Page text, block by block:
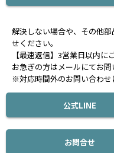
解決しない場合や、その他
せください。
【最速返信】3営業日以内に
お急ぎの方はメールにてお問
※対応時間外のお問い合わせ
公式LINE
お問合せ